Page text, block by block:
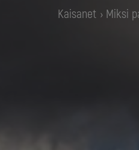
Kaisanet › Miksi